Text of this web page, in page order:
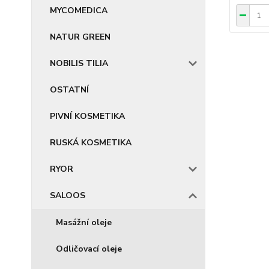
MYCOMEDICA
NATUR GREEN
NOBILIS TILIA
OSTATNÍ
PIVNÍ KOSMETIKA
RUSKÁ KOSMETIKA
RYOR
SALOOS
Masážní oleje
Odličovací oleje